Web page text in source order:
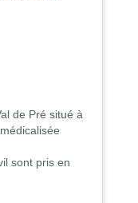
de Pré situé à
sont pris en